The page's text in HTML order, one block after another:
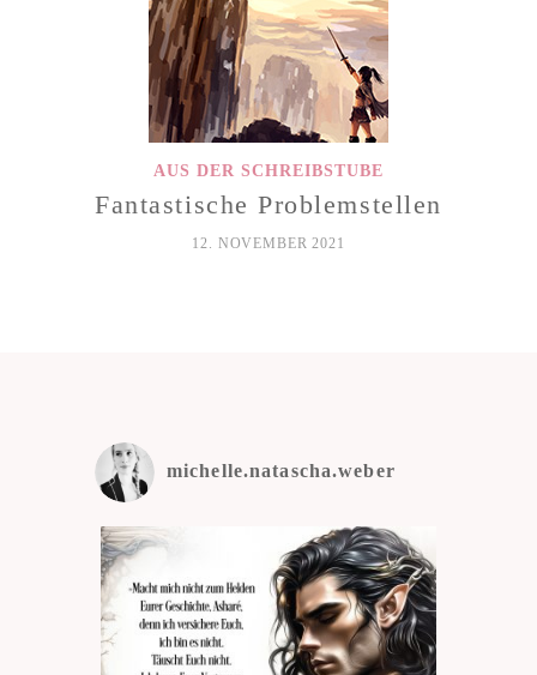
AUS DER SCHREIBSTUBE
Fantastische Problemstellen
12. NOVEMBER 2021
michelle.natascha.weber